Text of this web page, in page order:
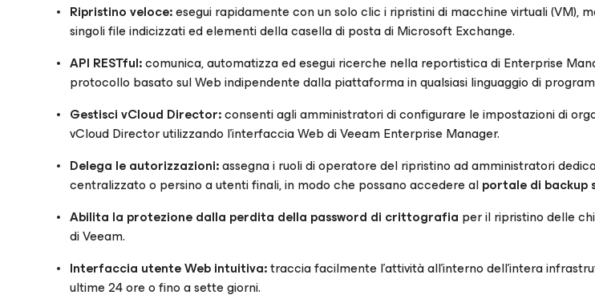
Ripristino veloce:esegui rapidamente con un solo clic i ripristini di macchine virtuali (VM),
singoli file indicizzati ed elementi della casella di posta di Microsoft Exchange.
API RESTful:comunica, automatizza ed esegui ricerche nella reportistica di Enterprise
protocollo basato sul Web indipendente dalla piattaforma in qualsiasi linguaggio di
Gestisci vCloud Director:consenti agli amministratori di configurare le impostazioni di
vCloud Director utilizzando l’interfaccia Web di Veeam Enterprise Manager.
Delega le autorizzazioni:assegna i ruoli di operatore del ripristino ad amministratori
centralizzato o persino a utenti finali, in modo che possano accedere alportale di backup
Abilita la protezione dalla perdita della password di crittografia per il ripristino delle
di Veeam.
Interfaccia utente Web intuitiva:traccia facilmente l’attività all’interno dell’intera
ultime 24 ore o fino a sette giorni.